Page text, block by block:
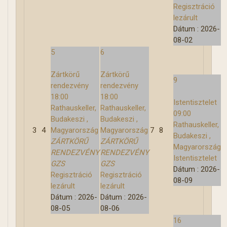
Regisztráció
lezárult
Dátum : 2026-
08-02
3 4
5
Zártkörű
rendezvény
18:00
Rathauskeller,
Budakeszi ,
Magyarország
ZÁRTKÖRŰ
RENDEZVÉNY
GZS
Regisztráció
lezárult
Dátum : 2026-
08-05
6
Zártkörű
rendezvény
18:00
Rathauskeller,
Budakeszi ,
Magyarország
ZÁRTKÖRŰ
RENDEZVÉNY
GZS
Regisztráció
lezárult
Dátum : 2026-
08-06
7 8
9
Istentisztelet
09:00
Rathauskeller,
Budakeszi ,
Magyarország
Istentisztelet
Dátum : 2026-
08-09
16